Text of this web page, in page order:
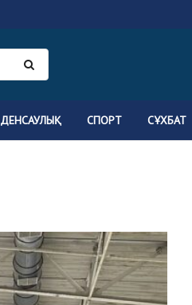
ДЕНСАУЛЫҚ СПОРТ СҰХБАТ